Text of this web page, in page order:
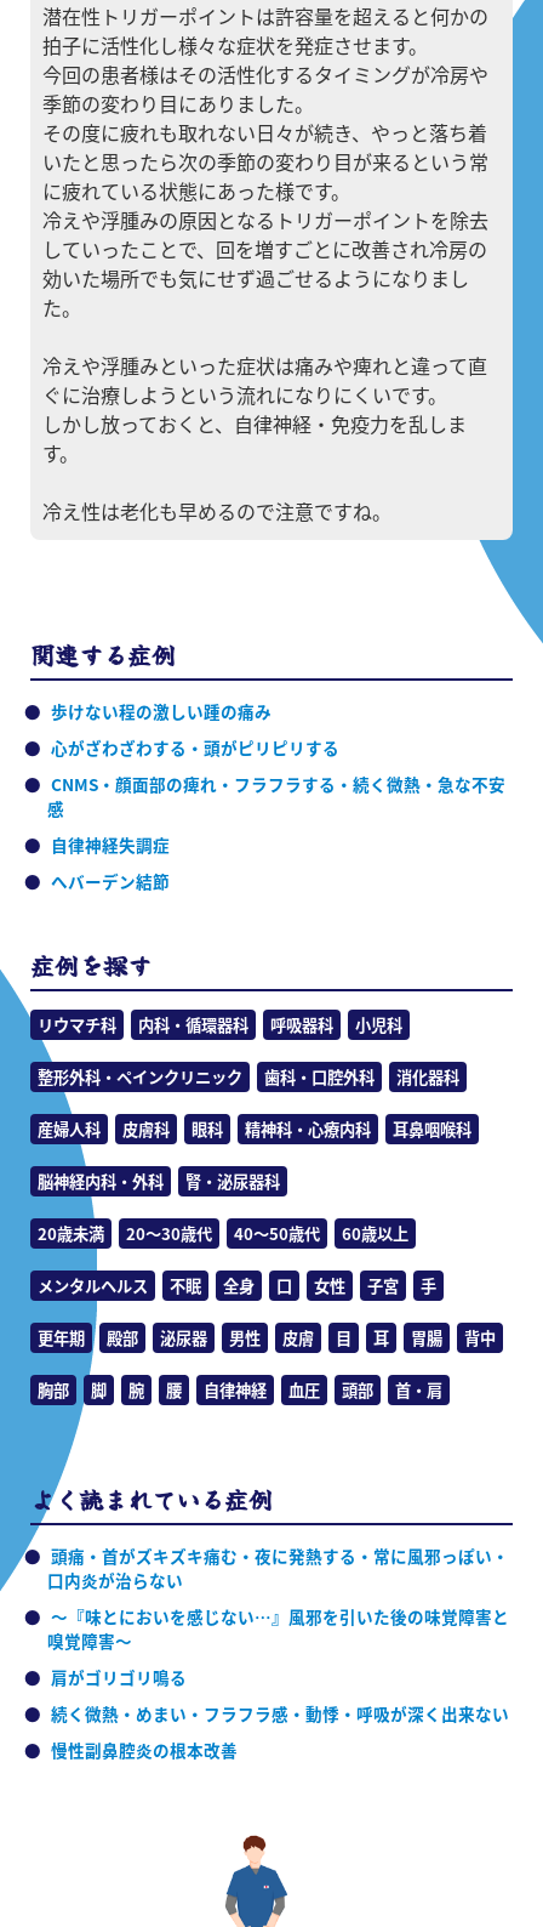
潜在性トリガーポイントは許容量を超えると何かの
拍子に活性化し様々な症状を発症させます。
今回の患者様はその活性化するタイミングが冷房や
季節の変わり目にありました。
その度に疲れも取れない日々が続き、やっと落ち着
いたと思ったら次の季節の変わり目が来るという常
に疲れている状態にあった様です。
冷えや浮腫みの原因となるトリガーポイントを除去
していったことで、回を増すごとに改善され冷房の
効いた場所でも気にせず過ごせるようになりまし
た。
冷えや浮腫みといった症状は痛みや痺れと違って直
ぐに治療しようという流れになりにくいです。
しかし放っておくと、自律神経・免疫力を乱しま
す。
冷え性は老化も早めるので注意ですね。
関連する症例
歩けない程の激しい踵の痛み
心がざわざわする・頭がピリピリする
CNMS・顔面部の痺れ・フラフラする・続く微熱・急な不安
感
自律神経失調症
へバーデン結節
症例を探す
リウマチ科 内科・循環器科 呼吸器科 小児科
整形外科・ペインクリニック 歯科・口腔外科 消化器科
産婦人科 皮膚科 眼科 精神科・心療内科 耳鼻咽喉科
脳神経内科・外科 腎・泌尿器科
20歳未満 20～30歳代 40～50歳代 60歳以上
メンタルヘルス 不眠 全身 口 女性 子宮 手
更年期 殿部 泌尿器 男性 皮膚 目 耳 胃腸 背中
胸部 脚 腕 腰 自律神経 血圧 頭部 首・肩
よく読まれている症例
頭痛・首がズキズキ痛む・夜に発熱する・常に風邪っぽい・
口内炎が治らない
～『味とにおいを感じない…』風邪を引いた後の味覚障害と
嗅覚障害～
肩がゴリゴリ鳴る
続く微熱・めまい・フラフラ感・動悸・呼吸が深く出来ない
慢性副鼻腔炎の根本改善